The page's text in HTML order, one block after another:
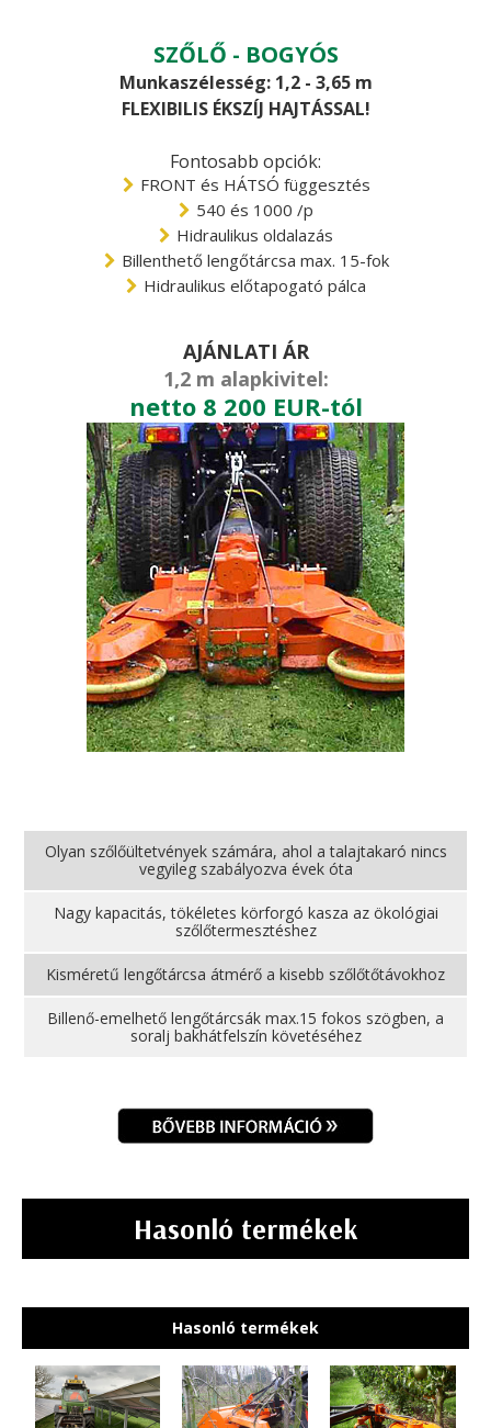
SZŐLŐ - BOGYÓS
Munkaszélesség: 1,2 - 3,65 m
FLEXIBILIS ÉKSZÍJ HAJTÁSSAL!
Fontosabb opciók:
FRONT és HÁTSÓ függesztés
540 és 1000 /p
Hidraulikus oldalazás
Billenthető lengőtárcsa max. 15-fok
Hidraulikus előtapogató pálca
AJÁNLATI ÁR
1,2 m alapkivitel:
netto 8 200 EUR-tól
Olyan szőlőültetvények számára, ahol a talajtakaró nincs
vegyileg szabályozva évek óta
Nagy kapacitás, tökéletes körforgó kasza az ökológiai
szőlőtermesztéshez
Kisméretű lengőtárcsa átmérő a kisebb szőlőtőtávokhoz
Billenő-emelhető lengőtárcsák max.15 fokos szögben, a
soralj bakhátfelszín követéséhez
Hasonló termékek
Hasonló termékek